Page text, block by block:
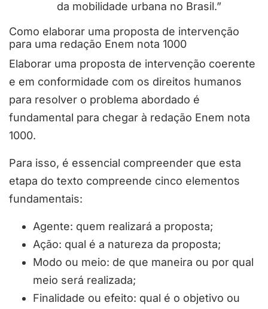
da mobilidade urbana no Brasil.”
Como elaborar uma proposta de intervenção
para uma redação Enem nota 1000
Elaborar uma proposta de intervenção coerente
e em conformidade com os direitos humanos
para resolver o problema abordado é
fundamental para chegar à redação Enem nota
1000.
Para isso, é essencial compreender que esta
etapa do texto compreende cinco elementos
fundamentais:
Agente: quem realizará a proposta;
Ação: qual é a natureza da proposta;
Modo ou meio: de que maneira ou por qual
meio será realizada;
Finalidade ou efeito: qual é o objetivo ou